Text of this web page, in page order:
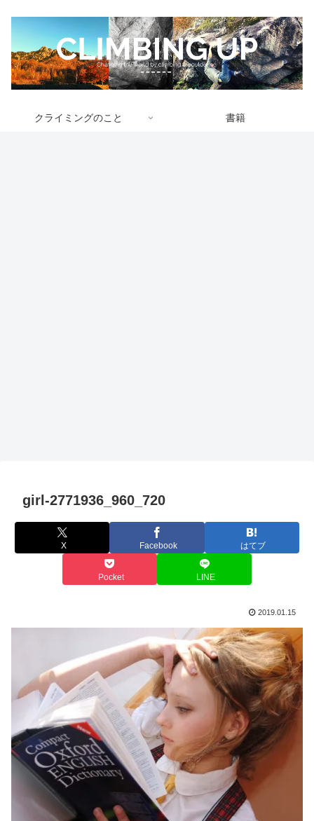
クライミングのこと 書籍
girl-2771936_960_720
X Facebook はてブ
Pocket LINE
2019.01.15